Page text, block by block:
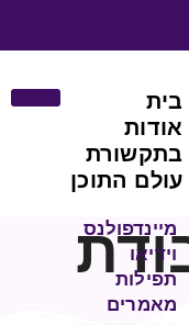
בית
אודות
בתקשורת
עולם התוכן
מיינדפולנס
וידיאו
תפילות
מאמרים